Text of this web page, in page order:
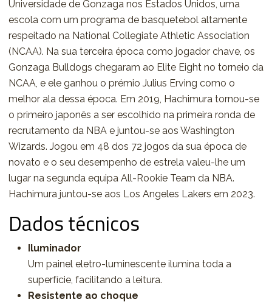
Universidade de Gonzaga nos Estados Unidos, uma
escola com um programa de basquetebol altamente
respeitado na National Collegiate Athletic Association
(NCAA). Na sua terceira época como jogador chave, os
Gonzaga Bulldogs chegaram ao Elite Eight no torneio da
NCAA, e ele ganhou o prémio Julius Erving como o
melhor ala dessa época. Em 2019, Hachimura tornou-se
o primeiro japonês a ser escolhido na primeira ronda de
recrutamento da NBA e juntou-se aos Washington
Wizards. Jogou em 48 dos 72 jogos da sua época de
novato e o seu desempenho de estrela valeu-lhe um
lugar na segunda equipa All-Rookie Team da NBA.
Hachimura juntou-se aos Los Angeles Lakers em 2023.
Dados técnicos
Iluminador
Um painel eletro-luminescente ilumina toda a
superfície, facilitando a leitura.
Resistente ao choque